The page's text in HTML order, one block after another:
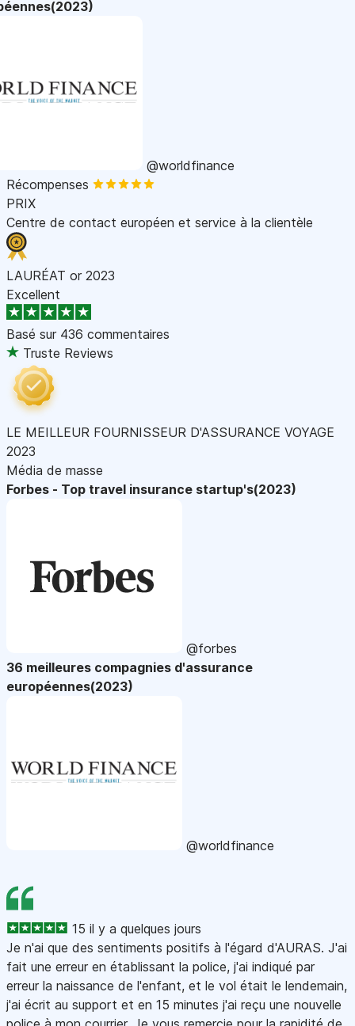
@worldfinance
Récompenses
PRIX
Centre de contact européen et service à la clientèle
LAURÉAT or 2023
Excellent
Basé sur 436 commentaires
Truste Reviews
LE MEILLEUR FOURNISSEUR D'ASSURANCE VOYAGE
2023
Média de masse
Forbes - Top travel insurance startup's(2023)
@forbes
36 meilleures compagnies d'assurance
européennes(2023)
@worldfinance
15 il y a quelques jours
Je n'ai que des sentiments positifs à l'égard d'AURAS. J'ai
fait une erreur en établissant la police, j'ai indiqué par
erreur la naissance de l'enfant, et le vol était le lendemain,
j'ai écrit au support et en 15 minutes j'ai reçu une nouvelle